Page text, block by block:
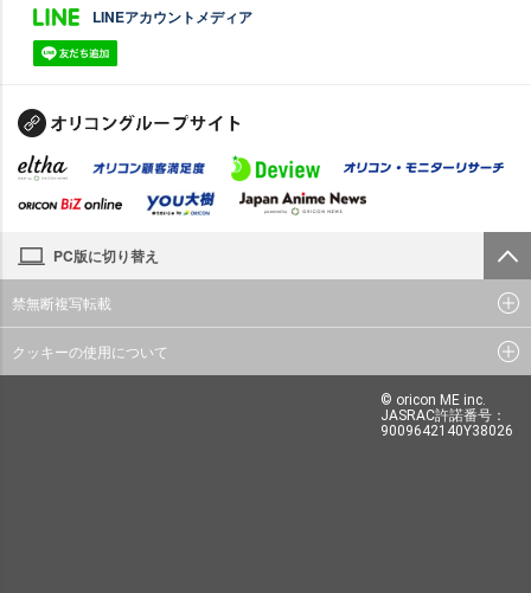
LINEアカウントメディア
PC版に切り替え
禁無断複写転載
クッキーの使用について
© oricon ME inc.
JASRAC許諾番号：
9009642140Y38026